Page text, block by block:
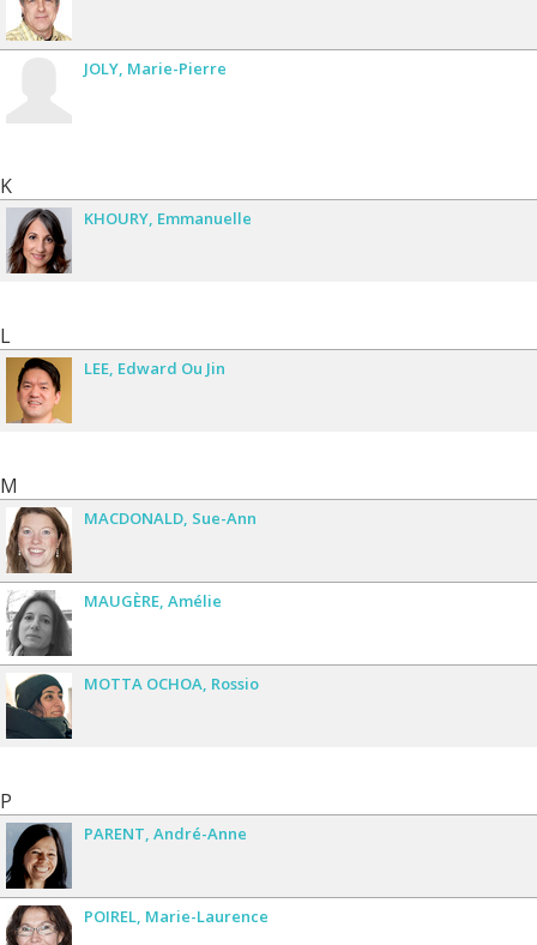
JOLY Marie-Pierre
K
KHOURY Emmanuelle
L
LEE Edward Ou Jin
M
MACDONALD Sue-Ann
MAUGÈRE Amélie
MOTTA OCHOA Rossio
P
PARENT André-Anne
POIREL Marie-Laurence